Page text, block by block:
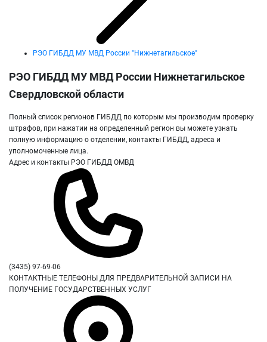
РЭО ГИБДД МУ МВД России "Нижнетагильское"
РЭО ГИБДД МУ МВД России Нижнетагильское
Свердловской области
Полный список регионов ГИБДД по которым мы производим проверку
штрафов, при нажатии на определенный регион вы можете узнать
полную информацию о отделении, контакты ГИБДД, адреса и
уполномоченные лица.
Адрес и контакты РЭО ГИБДД ОМВД
(3435) 97-69-06
КОНТАКТНЫЕ ТЕЛЕФОНЫ ДЛЯ ПРЕДВАРИТЕЛЬНОЙ ЗАПИСИ НА
ПОЛУЧЕНИЕ ГОСУДАРСТВЕННЫХ УСЛУГ